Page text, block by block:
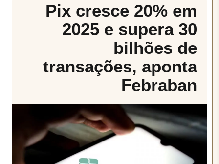
Pix cresce 20% em
2025 e supera 30
bilhões de
transações, aponta
Febraban